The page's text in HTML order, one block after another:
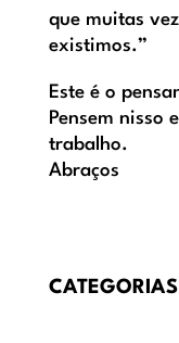
que muitas
existimos.”
Este é o
Pensem nisso
trabalho.
Abraços
CATEGORIAS